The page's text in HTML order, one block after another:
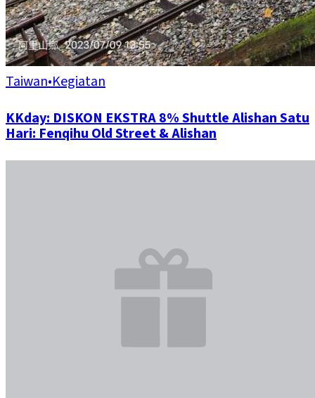
Taiwan•Kegiatan
KKday: DISKON EKSTRA 8% Shuttle Alishan Satu
Hari: Fenqihu Old Street & Alishan